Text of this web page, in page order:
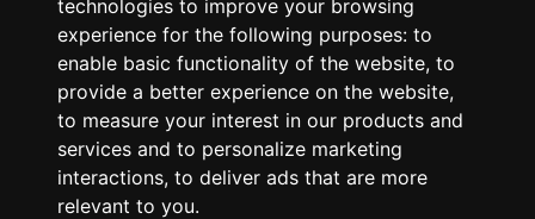
technologies to improve your browsing
experience for the following purposes: to
enable basic functionality of the website, to
provide a better experience on the website,
to measure your interest in our products and
services and to personalize marketing
interactions, to deliver ads that are more
relevant to you.
¿Qué hacemos?